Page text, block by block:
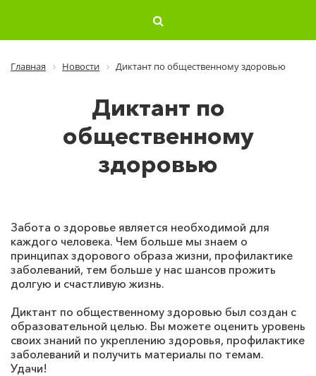
Главная Новости Диктант по общественному здоровью
Диктант по
общественному
здоровью
Забота о здоровье является необходимой для
каждого человека. Чем больше мы знаем о
принципах здорового образа жизни, профилактике
заболеваний, тем больше у нас шансов прожить
долгую и счастливую жизнь.
Диктант по общественному здоровью был создан с
образовательной целью. Вы можете оценить уровень
своих знаний по укреплению здоровья, профилактике
заболеваний и получить материалы по темам.
Удачи!